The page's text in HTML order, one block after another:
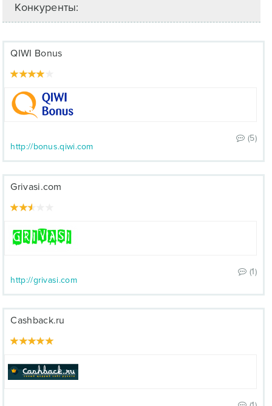
Конкуренты:
QIWI Bonus
(5)
http://bonus.qiwi.com
Grivasi.com
(1)
http://grivasi.com
Cashback.ru